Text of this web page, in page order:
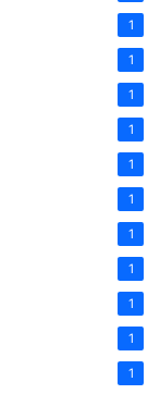
1
1
1
1
1
1
1
1
1
1
1